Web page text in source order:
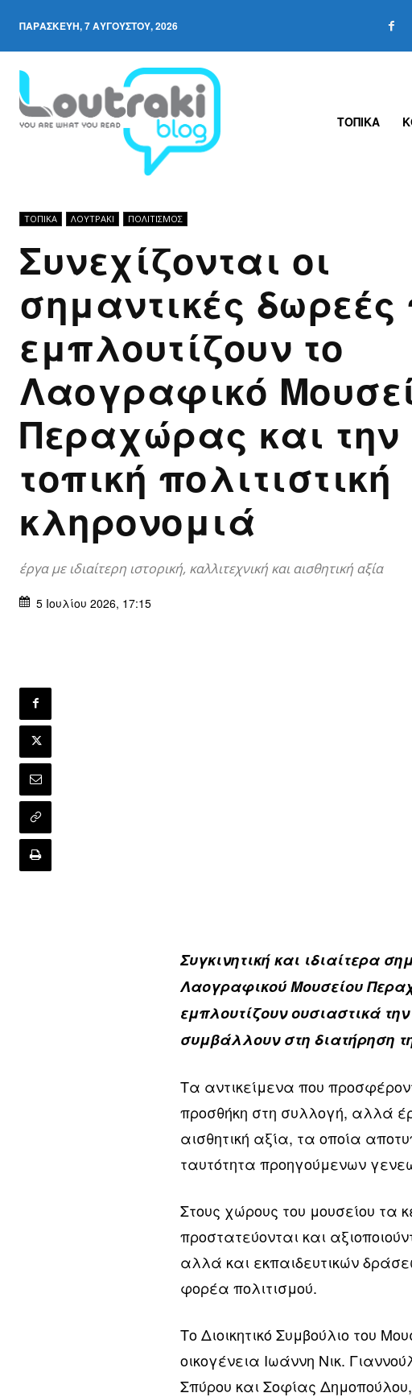
ΠΑΡΑΣΚΕΥΉ, 7 ΑΥΓΟΎΣΤΟΥ, 2026
ΤΟΠΙΚΑ
ΤΟΠΙΚΑ ΛΟΥΤΡΆΚΙ ΠΟΛΙΤΙΣΜΟΣ
Συνεχίζονται οι
σημαντικές δωρεές
εμπλουτίζουν το
Λαογραφικό
Περαχώρας και την
τοπική πολιτιστική
κληρονομιά
έργα με ιδιαίτερη ιστορική, καλλιτεχνική και αισθητική αξία
5 Ιουλίου 2026, 17:15
Συγκινητική και ιδιαίτερα
Λαογραφικού Μουσείου
εμπλουτίζουν ουσιαστικά
συμβάλλουν στη διατήρηση
Τα αντικείμενα που
προσθήκη στη συλλογή, αλλά
αισθητική αξία, τα οποία
ταυτότητα προηγούμενων
Στους χώρους του μουσείου τα
προστατεύονται και
αλλά και εκπαιδευτικών
φορέα πολιτισμού.
Το Διοικητικό Συμβούλιο του
οικογένεια Ιωάννη Νικ.
Σπύρου και Σοφίας